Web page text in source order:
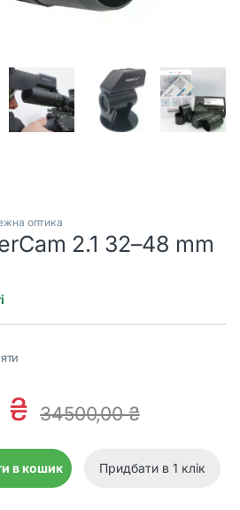
оптика
2.1 32–48 mm
₴ 34500,00₴
mm quantity
в кошик
Придбати в 1 клік